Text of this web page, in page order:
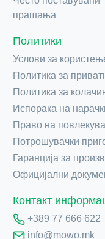
прашања
Политики
Услови за
Политика за
Политика за
Испорака на
Право на
Потрошувачки
Гаранција за
Официјални
Контакт
+389 77 666 622
info@mowo.mk